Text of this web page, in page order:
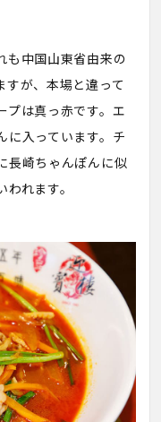
も中国山東省由来の
すが、本場と違って
プは真っ赤です。エ
に入っています。チ
長崎ちゃんぽんに似
れます。